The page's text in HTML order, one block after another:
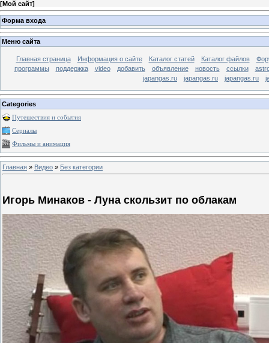
[Мой сайт]
Форма входа
Меню сайта
Главная страница Информация о сайте Каталог статей Каталог файлов
программы
поддержка video добавить объявление новость ссылки
japangas.ru
japangas.ru japangas.ru
Categories
Путешествия и события
Сериалы
Фильмы и анимация
Главная » Видео » Без категории
Игорь Минаков - Луна скользит по облакам